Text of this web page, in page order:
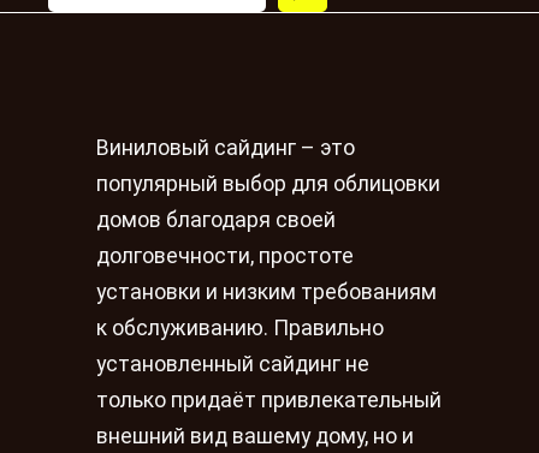
Виниловый сайдинг – это
популярный выбор для облицовки
домов благодаря своей
долговечности, простоте
установки и низким требованиям
к обслуживанию. Правильно
установленный сайдинг не
только придаёт привлекательный
внешний вид вашему дому, но и